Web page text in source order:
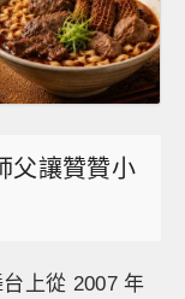
父讓贊贊小
上從 2007 年